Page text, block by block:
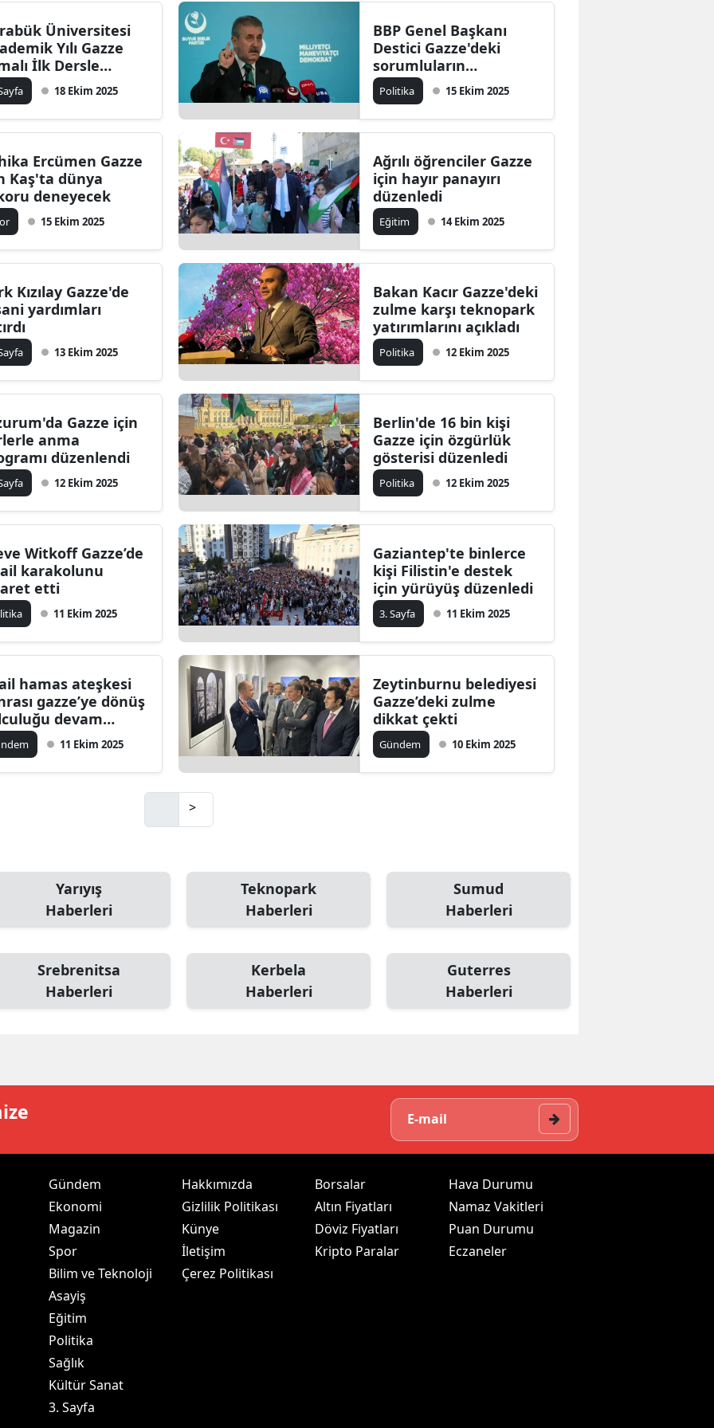
Üniversitesi
Yılı Gazze
İlk Dersle
18 Ekim 2025
BBP Genel Başkanı
Destici Gazze'deki
sorumluların
yargılanmasını istedi
Politika 15 Ekim 2025
Ercümen Gazze
Kaş'ta dünya
deneyecek
15 Ekim 2025
Ağrılı öğrenciler Gazze
için hayır panayırı
düzenledi
Eğitim 14 Ekim 2025
Kızılay Gazze'de
yardımları
13 Ekim 2025
Bakan Kacır Gazze'deki
zulme karşı teknopark
yatırımlarını açıkladı
Politika 12 Ekim 2025
Gazze için
anma
düzenlendi
12 Ekim 2025
Berlin'de 16 bin kişi
Gazze için özgürlük
gösterisi düzenledi
Politika 12 Ekim 2025
Witkoff Gazze’de
karakolunu
etti
11 Ekim 2025
Gaziantep'te binlerce
kişi Filistin'e destek
için yürüyüş düzenledi
3. Sayfa 11 Ekim 2025
hamas ateşkesi
gazze’ye dönüş
devam
11 Ekim 2025
Zeytinburnu belediyesi
Gazze’deki zulme
dikkat çekti
Gündem 10 Ekim 2025
>
Yarıyış
Haberleri
Teknopark
Haberleri
Sumud
Haberleri
Srebrenitsa
Haberleri
Kerbela
Haberleri
Guterres
Haberleri
Gündem
Ekonomi
Magazin
Spor
Bilim ve Teknoloji
Asayiş
Eğitim
Politika
Sağlık
Kültür Sanat
3. Sayfa
Hakkımızda
Gizlilik Politikası
Künye
İletişim
Çerez Politikası
Borsalar
Altın Fiyatları
Döviz Fiyatları
Kripto Paralar
Hava Durumu
Namaz Vakitleri
Puan Durumu
Eczaneler